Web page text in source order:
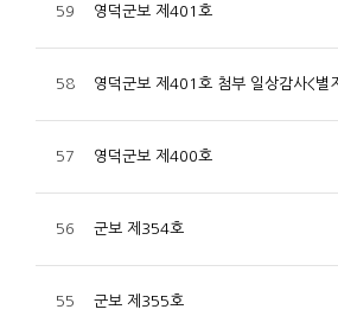
59 영덕군보 제401호
58 영덕군보 제401호 첨부 일상감사<별
57 영덕군보 제400호
56 군보 제354호
55 군보 제355호